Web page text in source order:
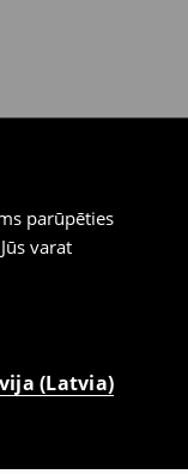
parūpēties
varat
(Latvia)